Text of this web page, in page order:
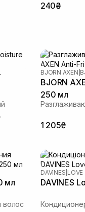
240₴
BJORN AXEN
BJORN
250 мл
1 205₴
мл
волос
DAVINES LOVE
DAVINES